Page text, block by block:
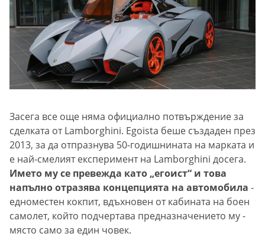
Засега все още няма официално потвърждение за
сделката от Lamborghini. Egoista беше създаден през
2013, за да отпразнува 50-годишнината на марката и
е най-смелият експеримент на Lamborghini досега.
Името му се превежда като „егоист“ и това
напълно отразява концепцията на автомобила -
едноместен кокпит, вдъхновен от кабината на боен
самолет, който подчертава предназначението му -
място само за един човек.